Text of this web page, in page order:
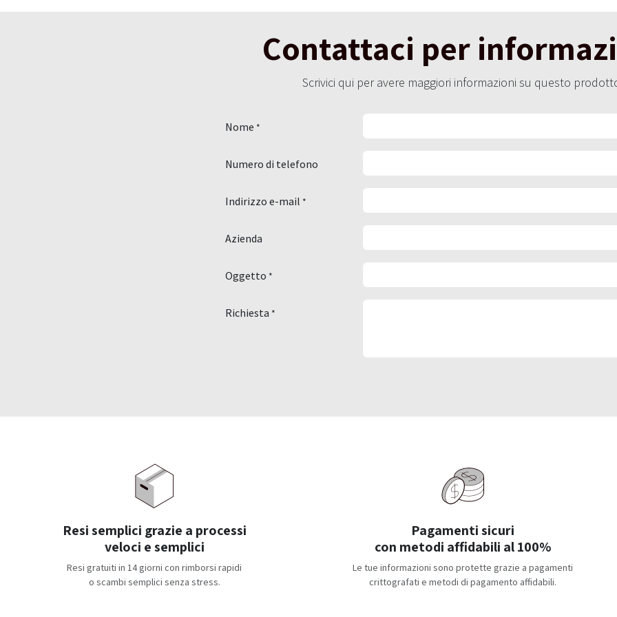
Contattaci per
Scrivici qui per avere maggiori informazioni su questo
Nome *
Numero di telefono
Indirizzo e-mail *
Azienda
Oggetto *
Richiesta *
Resi semplici grazie a processi
veloci e semplici
Resi gratuiti in 14 giorni con rimborsi rapidi
o scambi semplici senza stress.
Pagamenti sicuri
con metodi affidabili al 100%
Le tue informazioni sono protette grazie a pagamenti
crittografati e metodi di pagamento affidabili.